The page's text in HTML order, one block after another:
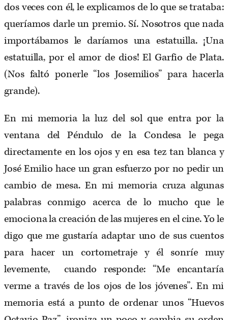
dos veces con él, le explicamos de lo que se trataba:
queríamos darle un premio. Sí. Nosotros que nada
importábamos le daríamos una estatuilla. ¡Una
estatuilla, por el amor de dios! El Garfio de Plata.
(Nos faltó ponerle “los Josemilios” para hacerla
grande).
En mi memoria la luz del sol que entra por la
ventana del Péndulo de la Condesa le pega
directamente en los ojos y en esa tez tan blanca y
José Emilio hace un gran esfuerzo por no pedir un
cambio de mesa. En mi memoria cruza algunas
palabras conmigo acerca de lo mucho que le
emociona la creación de las mujeres en el cine. Yo le
digo que me gustaría adaptar uno de sus cuentos
para hacer un cortometraje y él sonríe muy
levemente, cuando responde: “Me encantaría
verme a través de los ojos de los jóvenes”. En mi
memoria está a punto de ordenar unos “Huevos